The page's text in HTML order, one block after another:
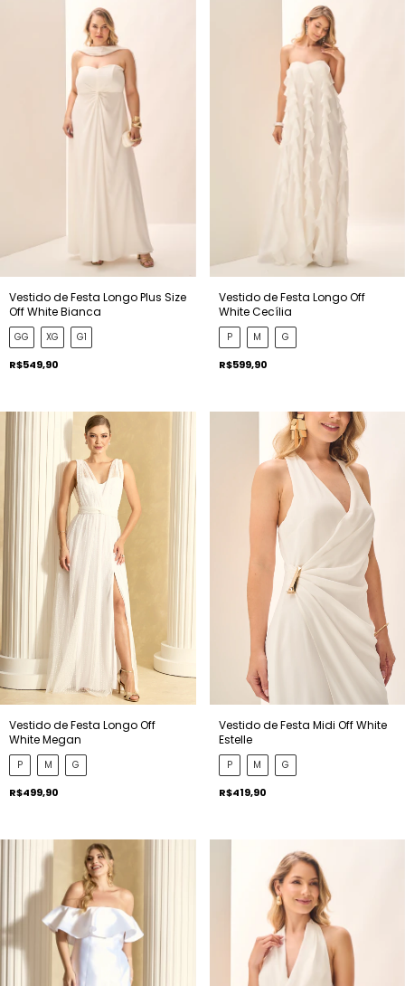
Vestido de Festa Longo Plus Size
Off White Bianca
GG XG G1
R$549,90
Vestido de Festa Longo Off
White Cecília
P M G
R$599,90
Vestido de Festa Longo Off
White Megan
P M G
R$499,90
Vestido de Festa Midi Off White
Estelle
P M G
R$419,90